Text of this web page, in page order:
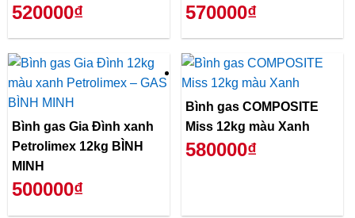
520000₫ 570000₫
Bình gas Gia Đình xanh
Petrolimex 12kg BÌNH
MINH
500000₫
Bình gas COMPOSITE
Miss 12kg màu Xanh
580000₫